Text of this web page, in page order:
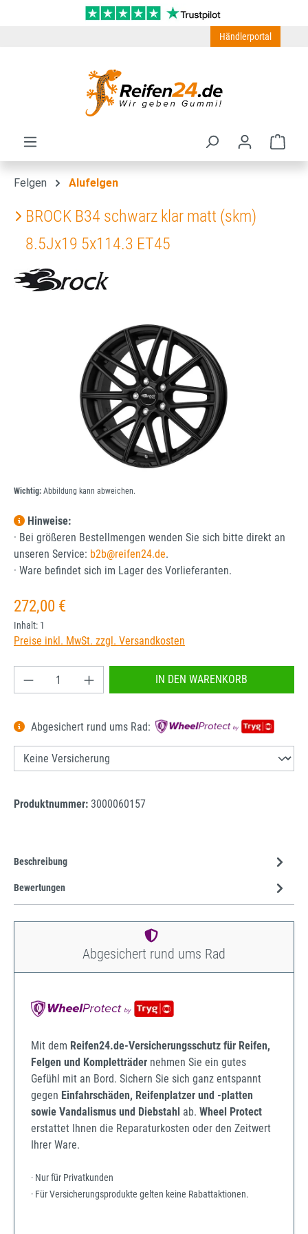
Zum Hauptinhalt springen
Händlerportal
Felgen Alufelgen
BROCK B34 schwarz klar matt (skm)
8.5Jx19 5x114.3 ET45
Bildergalerie überspringen
Wichtig: Abbildung kann abweichen.
Hinweise:
· Bei größeren Bestellmengen wenden Sie sich bitte direkt an
unseren Service: b2b@reifen24.de.
· Ware befindet sich im Lager des Vorlieferanten.
Regulärer Preis:
272,00 €
Inhalt: 1
Preise inkl. MwSt. zzgl. Versandkosten
Produkt Anzahl: Gib den gewünschten Wert
IN DEN WARENKORB
Abgesichert rund ums Rad:
Produktnummer: 3000060157
Beschreibung
Bewertungen
Abgesichert rund ums Rad
Mit dem Reifen24.de-Versicherungsschutz für Reifen,
Felgen und Kompletträder nehmen Sie ein gutes
Gefühl mit an Bord. Sichern Sie sich ganz entspannt
gegen Einfahrschäden, Reifenplatzer und -platten
sowie Vandalismus und Diebstahl ab. Wheel Protect
erstattet Ihnen die Reparaturkosten oder den Zeitwert
Ihrer Ware.
· Nur für Privatkunden
· Für Versicherungsprodukte gelten keine Rabattaktionen.